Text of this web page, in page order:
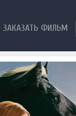
ЗАКАЗАТЬ ФИЛЬМ